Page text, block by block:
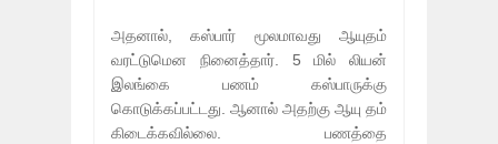
அதனால், கஸ்பார் மூலமாவது ஆயுதம்
வரட்டுமென நினைத்தார். 5 மில் லியன்
இலங்கை பணம் கஸ்பாருக்கு
கொடுக்கப்பட்டது. ஆனால் அதற்கு ஆயு தம்
கிடைக்கவில்லை. பணத்தை